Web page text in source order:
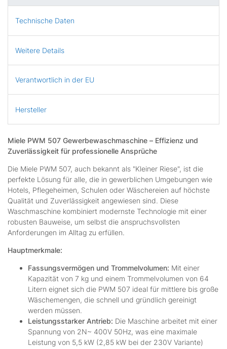
Technische Daten
Weitere Details
Verantwortlich in der EU
Hersteller
Miele PWM 507 Gewerbewaschmaschine – Effizienz und
Zuverlässigkeit für professionelle Ansprüche
Die Miele PWM 507, auch bekannt als "Kleiner Riese", ist die
perfekte Lösung für alle, die in gewerblichen Umgebungen wie
Hotels, Pflegeheimen, Schulen oder Wäschereien auf höchste
Qualität und Zuverlässigkeit angewiesen sind. Diese
Waschmaschine kombiniert modernste Technologie mit einer
robusten Bauweise, um selbst die anspruchsvollsten
Anforderungen im Alltag zu erfüllen.
Hauptmerkmale:
Fassungsvermögen und Trommelvolumen: Mit einer
Kapazität von 7 kg und einem Trommelvolumen von 64
Litern eignet sich die PWM 507 ideal für mittlere bis große
Wäschemengen, die schnell und gründlich gereinigt
werden müssen.
Leistungsstarker Antrieb: Die Maschine arbeitet mit einer
Spannung von 2N~ 400V 50Hz, was eine maximale
Leistung von 5,5 kW (2,85 kW bei der 230V Variante)